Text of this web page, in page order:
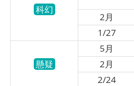
科幻
2月
1/27
懸疑
5月
2月
2/24